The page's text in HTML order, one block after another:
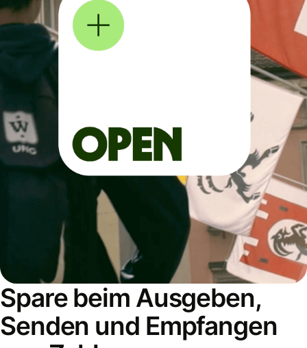
Spare beim Ausgeben,
Senden und Empfangen